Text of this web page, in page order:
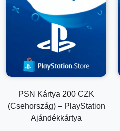
Nem, csak a cseh PlayStation
PSN Kártya 200 CZK
(Csehország) – PlayStation
Ajándékkártya